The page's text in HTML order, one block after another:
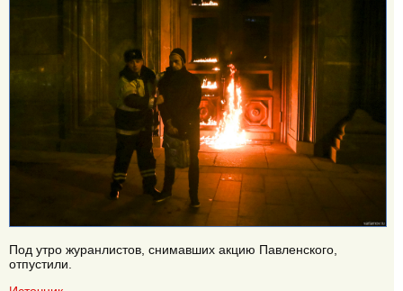
Под утро журанлистов, снимавших акцию Павленского,
отпустили.